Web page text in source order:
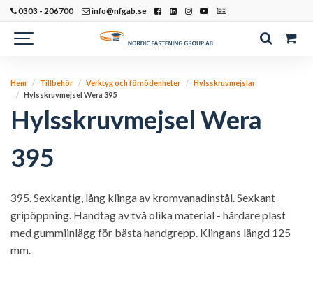
0303 - 206700 info@nfgab.se
Hem Tillbehör Verktyg och förnödenheter
Hylsskruvmejslar
Hylsskruvmejsel Wera 395
Hylsskruvmejsel Wera
395
395. Sexkantig, lång klinga av kromvanadinstål. Sexkant
gripöppning. Handtag av två olika material - hårdare plast
med gummiinlägg för bästa handgrepp. Klingans längd 125
mm.